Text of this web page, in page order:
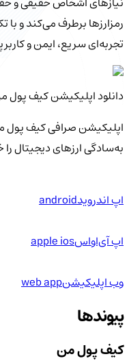
رمزارزها برطرف می‌کند و با
تجربه‌ای سریع، ایمن و
دانلود اپلیکیشن کیف‌ پول
اپلیکیشن صرافی کیف پول
به‌سادگی ارزهای دیجیتال
اپ اندرویدandroid
اپ آی‌او‌اسapple ios
وب اپلیکیشنweb app
پیوندها
کیف پول من